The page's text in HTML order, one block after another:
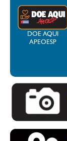
DOE AQUI
APEOESP